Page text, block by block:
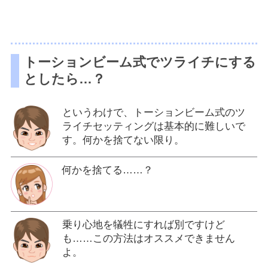
トーションビーム式でツライチにする
としたら…？
というわけで、トーションビーム式のツ
ライチセッティングは基本的に難しいで
す。何かを捨てない限り。
何かを捨てる……？
乗り心地を犠牲にすれば別ですけど
も……この方法はオススメできません
よ。